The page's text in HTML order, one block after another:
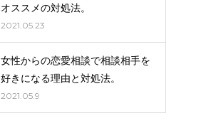
オススメの対処法。
2021.05.23
女性からの恋愛相談で相談相手を
好きになる理由と対処法。
2021.05.9